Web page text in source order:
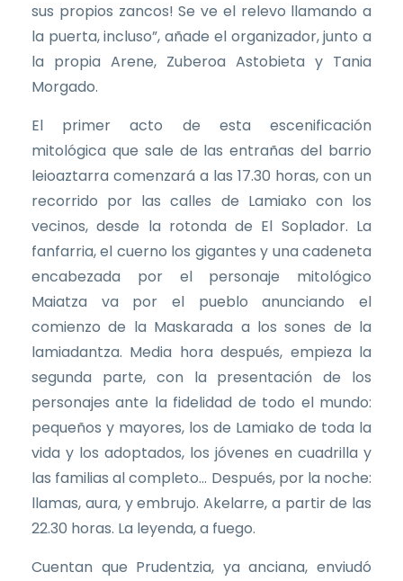
sus propios zancos! Se ve el relevo llamando a
la puerta, incluso”, añade el organizador, junto a
la propia Arene, Zuberoa Astobieta y Tania
Morgado.
El primer acto de esta escenificación
mitológica que sale de las entrañas del barrio
leioaztarra comenzará a las 17.30 horas, con un
recorrido por las calles de Lamiako con los
vecinos, desde la rotonda de El Soplador. La
fanfarria, el cuerno los gigantes y una cadeneta
encabezada por el personaje mitológico
Maiatza va por el pueblo anunciando el
comienzo de la Maskarada a los sones de la
lamiadantza. Media hora después, empieza la
segunda parte, con la presentación de los
personajes ante la fidelidad de todo el mundo:
pequeños y mayores, los de Lamiako de toda la
vida y los adoptados, los jóvenes en cuadrilla y
las familias al completo... Después, por la noche:
llamas, aura, y embrujo. Akelarre, a partir de las
22.30 horas. La leyenda, a fuego.
Cuentan que Prudentzia, ya anciana, enviudó